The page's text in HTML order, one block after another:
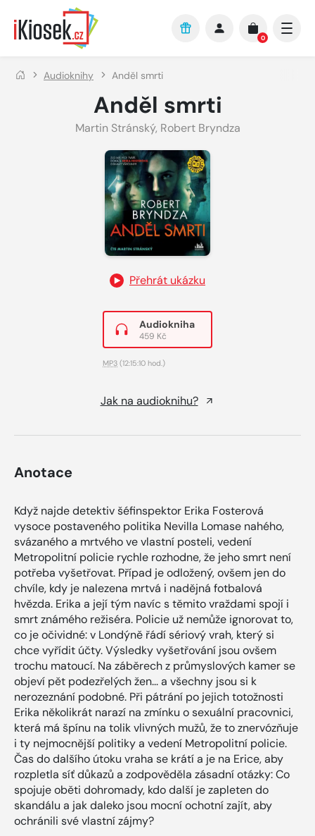
Přejít na hlavní obsah
0
Audioknihy Anděl smrti
Anděl smrti
Martin Stránský, Robert Bryndza
Přehrát ukázku
Audiokniha
459 Kč
MP3 (12:15:10 hod.)
Jak na audioknihu?
Anotace
Když najde detektiv šéfinspektor Erika Fosterová
vysoce postaveného politika Nevilla Lomase nahého,
svázaného a mrtvého ve vlastní posteli, vedení
Metropolitní policie rychle rozhodne, že jeho smrt není
potřeba vyšetřovat. Případ je odložený, ovšem jen do
chvíle, kdy je nalezena mrtvá i nadějná fotbalová
hvězda. Erika a její tým navíc s těmito vraždami spojí i
smrt známého režiséra. Policie už nemůže ignorovat to,
co je očividné: v Londýně řádí sériový vrah, který si
chce vyřídit účty. Výsledky vyšetřování jsou ovšem
trochu matoucí. Na záběrech z průmyslových kamer se
objeví pět podezřelých žen... a všechny jsou si k
nerozeznání podobné. Při pátrání po jejich totožnosti
Erika několikrát narazí na zmínku o sexuální pracovnici,
která má špínu na tolik vlivných mužů, že to znervózňuje
i ty nejmocnější politiky a vedení Metropolitní policie.
Čas do dalšího útoku vraha se krátí a je na Erice, aby
rozpletla síť důkazů a zodpověděla zásadní otázky: Co
spojuje oběti dohromady, kdo další je zapleten do
skandálu a jak daleko jsou mocní ochotní zajít, aby
ochránili své vlastní zájmy?